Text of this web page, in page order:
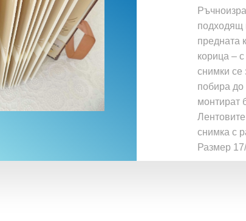
подходящ
предната
корица –
снимки се
побира
монтират
снимка с
Размер